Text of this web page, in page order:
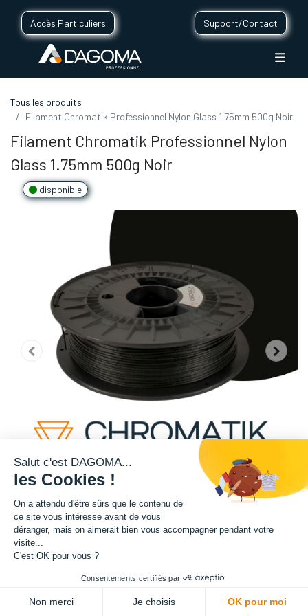
Accès Particuliers Support/Contact
Tous les produits
Filament Chromatik Professionnel Nylon Glass 1.75mm 500g Noir
Filament Chromatik Professionnel Nylon
Glass 1.75mm 500g Noir
disponible
Cette bobine de filament teinte noire fait partie de notre gamme de
filament PRO. Filament à base de Nylon (Polyamide), il est extrêmement
automobile grâce à sa résistance technique et thermique. Les fibres de
verre présentes dans le filament viennent renforcer encore davantage ce
Salut c'est DAGOMA...
les Cookies !
On a attendu d'être sûrs que le contenu de
ce site vous intéresse avant de vous
déranger, mais on aimerait bien vous accompagner pendant votre
visite...
C'est OK pour vous ?
Consentements certifiés par
Non merci Je choisis OK pour moi